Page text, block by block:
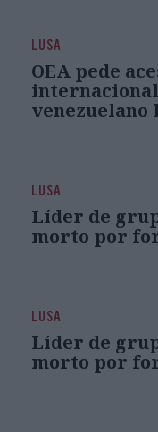
LUSA
OEA pede
internacional
venezuelano
LUSA
Líder de
morto por
LUSA
Líder de
morto por